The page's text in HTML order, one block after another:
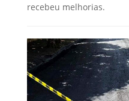
recebeu melhorias.